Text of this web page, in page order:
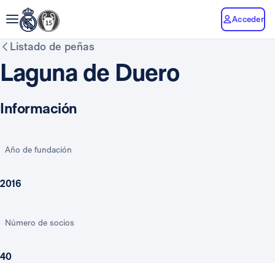
Acceder
Listado de peñas
Laguna de Duero
Información
Año de fundación
2016
Número de socios
40